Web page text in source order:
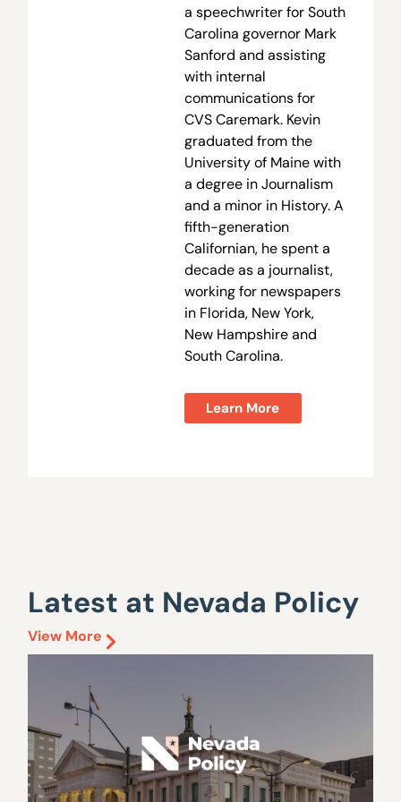
a speechwriter for South
Carolina governor Mark
Sanford and assisting
with internal
communications for
CVS Caremark. Kevin
graduated from the
University of Maine with
a degree in Journalism
and a minor in History. A
fifth-generation
Californian, he spent a
decade as a journalist,
working for newspapers
in Florida, New York,
New Hampshire and
South Carolina.
Learn More
Latest at Nevada Policy
View More